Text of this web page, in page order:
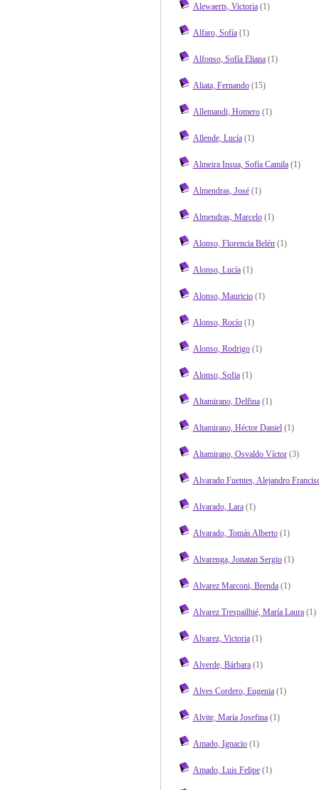
Alewaerts, Victoria(1)
Alfaro, Sofía(1)
Alfonso, Sofía Eliana(1)
Aliata, Fernando(15)
Allemandi, Homero(1)
Allende, Lucía(1)
Almeira Insua, Sofía Camila(1)
Almendras, José(1)
Almendras, Marcelo(1)
Alonso, Florencia Belén(1)
Alonso, Lucía(1)
Alonso, Mauricio(1)
Alonso, Rocío(1)
Alonso, Rodrigo(1)
Alonso, Sofia(1)
Altamirano, Delfina(1)
Altamirano, Héctor Daniel(1)
Altamirano, Osvaldo Víctor(3)
Alvarado Fuentes, Alejandro
Alvarado, Lara(1)
Alvarado, Tomás Alberto(1)
Alvarenga, Jonatan Sergio(1)
Alvarez Marconi, Brenda(1)
Alvarez Trespailhié, María Laura(1)
Alvarez, Victoria(1)
Alverde, Bárbara(1)
Alves Cordero, Eugenia(1)
Alvite, María Josefina(1)
Amado, Ignacio(1)
Amado, Luis Felipe(1)